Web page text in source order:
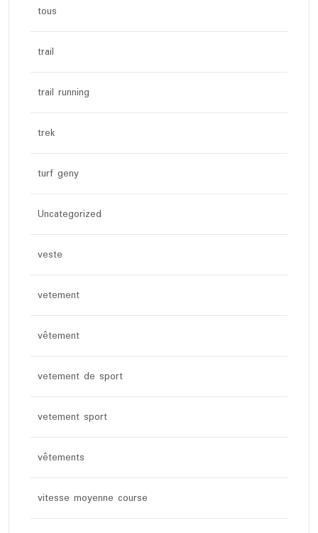
tous
trail
trail running
trek
turf geny
Uncategorized
veste
vetement
vêtement
vetement de sport
vetement sport
vêtements
vitesse moyenne course